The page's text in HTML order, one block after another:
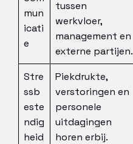
mun
icati
e
tussen
werkvloer,
management en
externe partijen.
Stre
ssb
este
ndig
heid
Piekdrukte,
verstoringen en
personele
uitdagingen
horen erbij.